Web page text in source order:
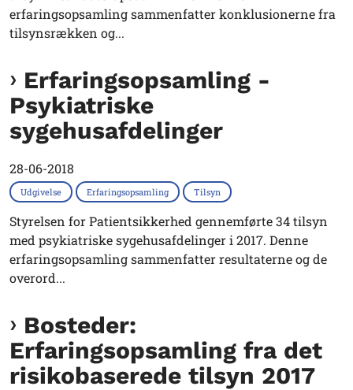
erfaringsopsamling sammenfatter konklusionerne fra
tilsynsrækken og...
Erfaringsopsamling -
Psykiatriske
sygehusafdelinger
28-06-2018
Udgivelse Erfaringsopsamling Tilsyn
Styrelsen for Patientsikkerhed gennemførte 34 tilsyn
med psykiatriske sygehusafdelinger i 2017. Denne
erfaringsopsamling sammenfatter resultaterne og de
overord...
Bosteder:
Erfaringsopsamling fra det
risikobaserede tilsyn 2017